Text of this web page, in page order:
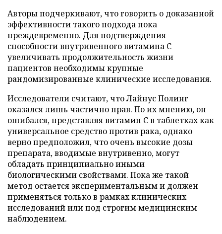
Авторы подчеркивают, что говорить о доказанной
эффективности такого подхода пока
преждевременно. Для подтверждения
способности внутривенного витамина C
увеличивать продолжительность жизни
пациентов необходимы крупные
рандомизированные клинические исследования.
Исследователи считают, что Лайнус Полинг
оказался лишь частично прав. По их мнению, он
ошибался, представляя витамин C в таблетках как
универсальное средство против рака, однако
верно предположил, что очень высокие дозы
препарата, вводимые внутривенно, могут
обладать принципиально иными
биологическими свойствами. Пока же такой
метод остается экспериментальным и должен
применяться только в рамках клинических
исследований или под строгим медицинским
наблюдением.